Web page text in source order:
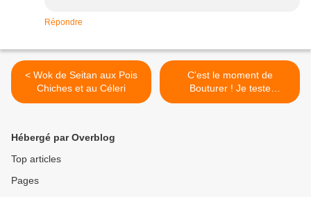
Répondre
< Wok de Seitan aux Pois
Chiches et au Céleri
C'est le moment de
Bouturer ! Je teste
Algoflash Naturasol >
Hébergé par Overblog
Top articles
Pages